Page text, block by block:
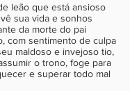
leão que está ansioso
sua vida e sonhos
da morte do pai
com sentimento de culpa
maldoso e invejoso tio,
o trono, foge para
e superar todo mal